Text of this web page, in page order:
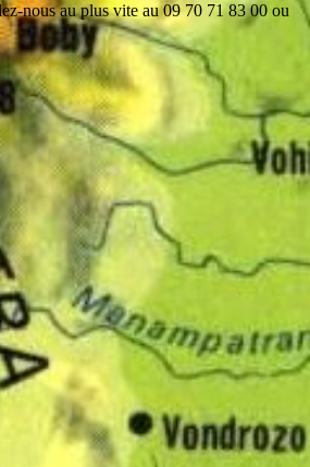
nous au plus vite au 09 70 71 83 00 ou